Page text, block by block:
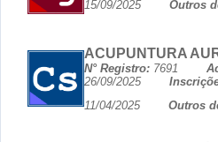
15/09/2025 Outros
ACUPUNTURA
N° Registro: 7691
26/09/2025
11/04/2025 Outros